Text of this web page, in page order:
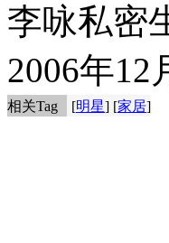
李咏私密
2006年12
相关Tag [明星] [家居]